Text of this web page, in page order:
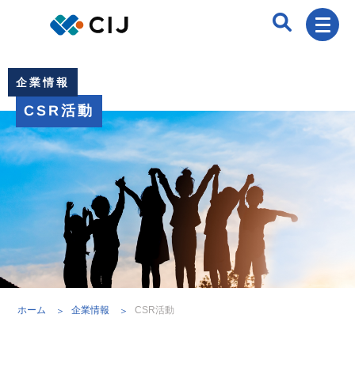
企業情報
CSR活動
ホーム 企業情報 CSR活動